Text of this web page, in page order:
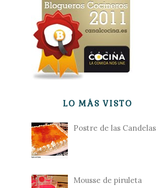
LO MÁS VISTO
Postre de las Candelas
Mousse de piruleta